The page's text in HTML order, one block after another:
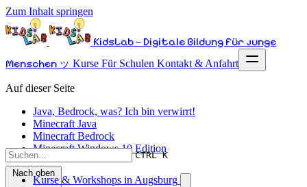
Zum Inhalt springen
KidsLab – Digitale Bildung für junge
Menschen ッ Kurse Für Schulen Kontakt & Anfahrt
CTRL K
Kurse & Workshops in Augsburg
Auf dieser Seite
Java, Bedrock, was? Ich bin verwirrt!
Minecraft Java
Minecraft Bedrock
Minecraft Windows 10 Edition
Nach oben